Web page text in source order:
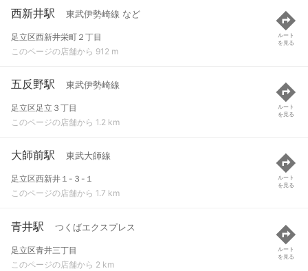
西新井駅 東武伊勢崎線 など
足立区西新井栄町２丁目
このページの店舗から 912 m
ルート
を見る
五反野駅 東武伊勢崎線
足立区足立３丁目
このページの店舗から 1.2 km
ルート
を見る
大師前駅 東武大師線
足立区西新井１-３-１
このページの店舗から 1.7 km
ルート
を見る
青井駅 つくばエクスプレス
足立区青井三丁目
このページの店舗から 2 km
ルート
を見る